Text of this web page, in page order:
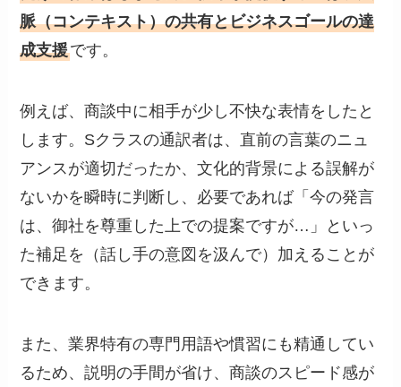
脈（コンテキスト）の共有とビジネスゴールの達
成支援です。
例えば、商談中に相手が少し不快な表情をしたと
します。Sクラスの通訳者は、直前の言葉のニュ
アンスが適切だったか、文化的背景による誤解が
ないかを瞬時に判断し、必要であれば「今の発言
は、御社を尊重した上での提案ですが…」といっ
た補足を（話し手の意図を汲んで）加えることが
できます。
また、業界特有の専門用語や慣習にも精通してい
るため、説明の手間が省け、商談のスピード感が